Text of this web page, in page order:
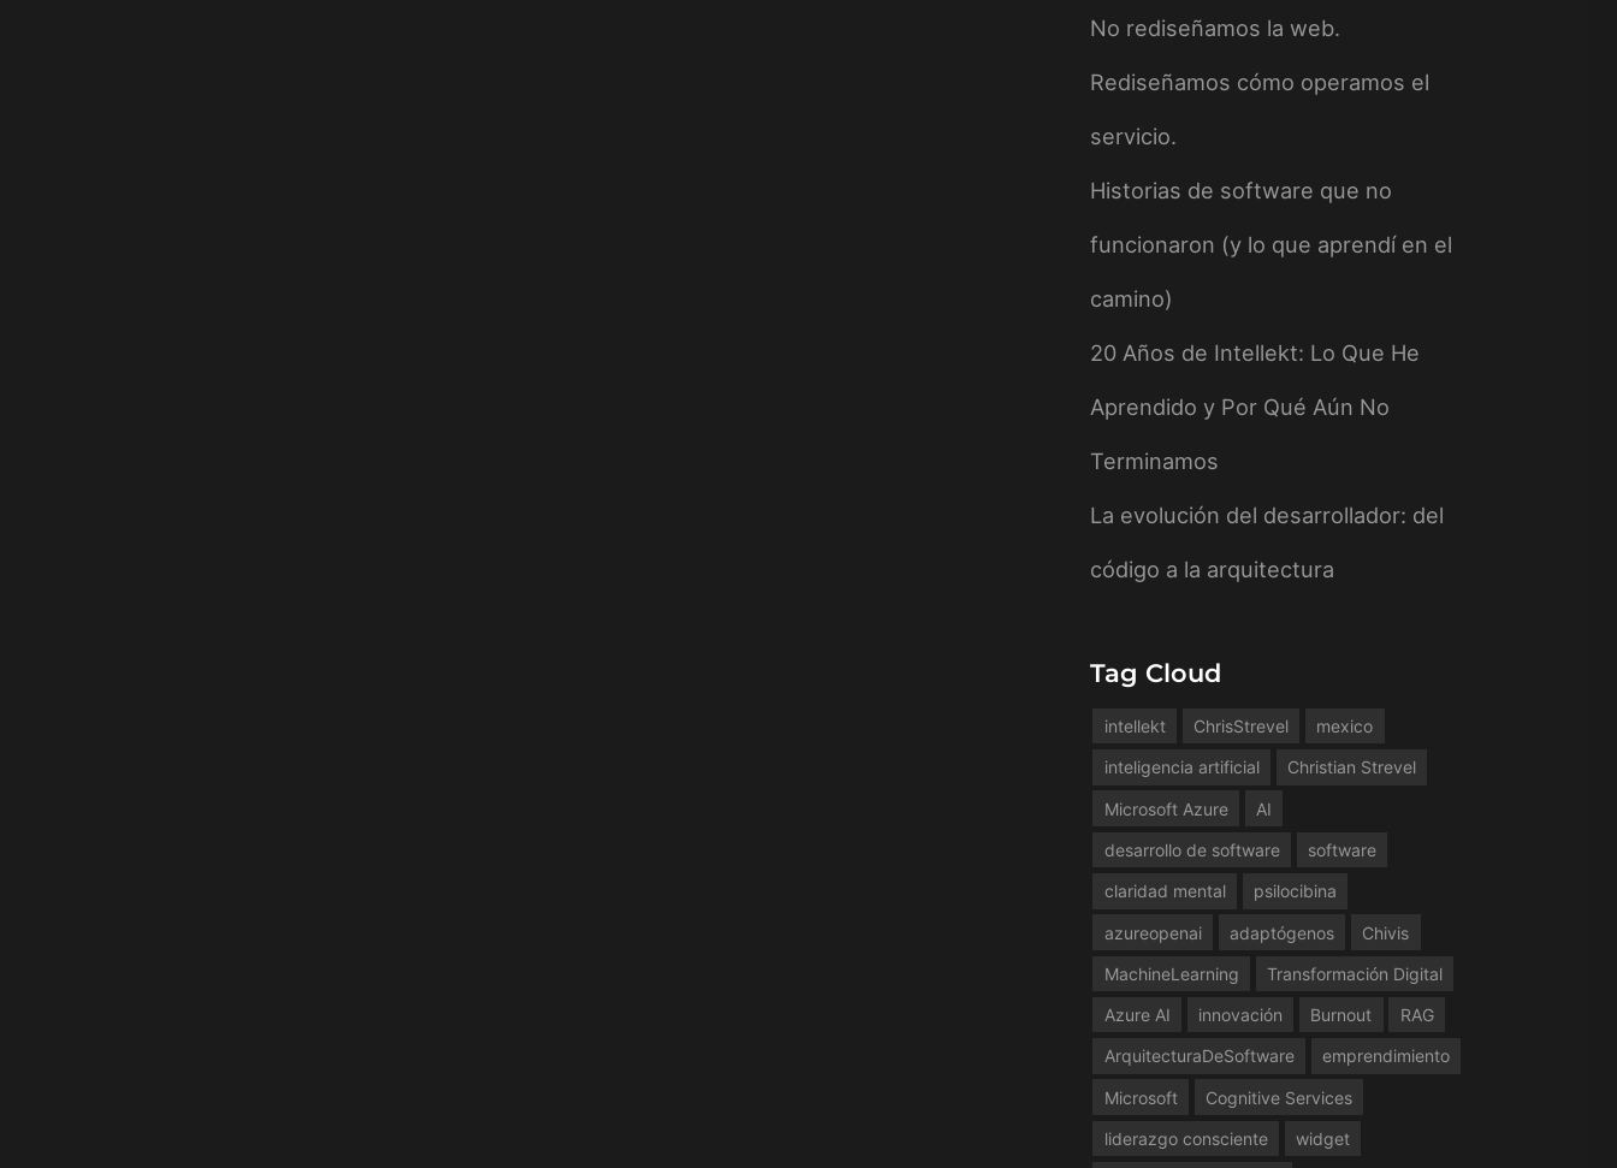
No rediseñamos la web.
Rediseñamos cómo operamos el
servicio.
Historias de software que no
funcionaron (y lo que aprendí en el
camino)
20 Años de Intellekt: Lo Que He
Aprendido y Por Qué Aún No
Terminamos
La evolución del desarrollador: del
código a la arquitectura
Tag Cloud
intellekt ChrisStrevel mexico
inteligencia artificial Christian Strevel
Microsoft Azure AI
desarrollo de software software
claridad mental psilocibina
azureopenai adaptógenos Chivis
MachineLearning Transformación Digital
Azure AI innovación Burnout RAG
ArquitecturaDeSoftware emprendimiento
Microsoft Cognitive Services
liderazgo consciente widget